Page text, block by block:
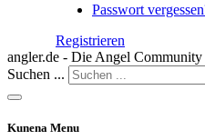
Passwort
Registrieren
angler.de - Die Angel Community
Suchen ...
Kunena Menu